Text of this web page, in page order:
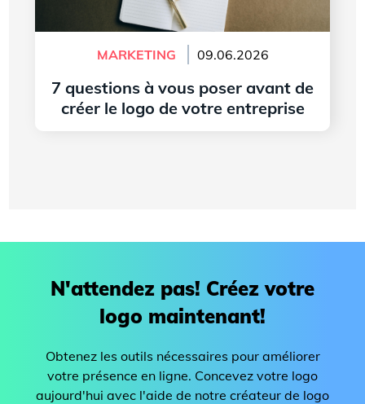
MARKETING 09.06.2026
7 questions à vous poser avant de
créer le logo de votre entreprise
N'attendez pas! Créez votre
logo maintenant!
Obtenez les outils nécessaires pour améliorer
votre présence en ligne. Concevez votre logo
aujourd'hui avec l'aide de notre créateur de logo